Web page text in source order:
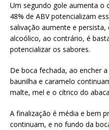
Um segundo gole aumenta o
48% de ABV potencializam
salivação aumente e
alcoólico, ao contrário, é
potencializar os sabores.
De boca fechada, ao encher
baunilha e caramelo
malte, mel e o cítrico do
A finalização é média e bem
continuam, e no fundo da